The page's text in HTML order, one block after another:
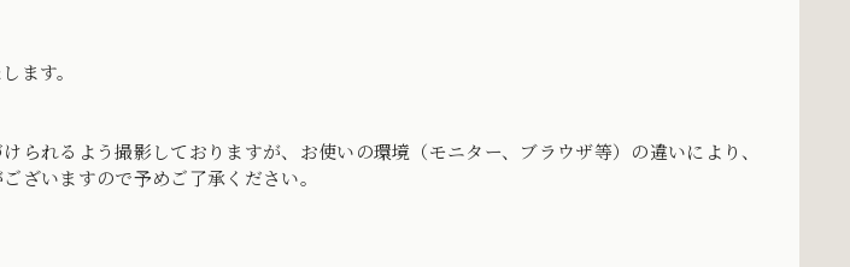
ます。
られるよう撮影しておりますが、お使いの環境（モニター、ブラウザ等）の違いにより、
ざいますので予めご了承ください。